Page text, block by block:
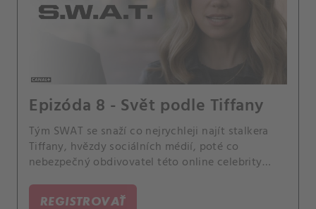
Epizóda 8 - Svět podle Tiffany
Tým SWAT se snaží co nejrychleji najít stalkera
Tiffany, hvězdy sociálních médií, poté co
nebezpečný obdivovatel této online celebrity
ohrozí Jessicu.
REGISTROVAŤ